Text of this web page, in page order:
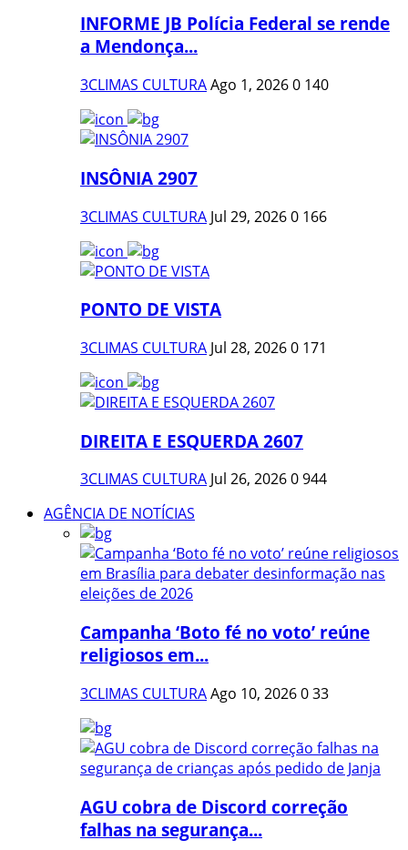
INFORME JB Polícia Federal se rende
a Mendonça...
3CLIMAS CULTURAAgo 1, 20260 140
INSÔNIA 2907
3CLIMAS CULTURA Jul 29, 20260 166
PONTO DE VISTA
3CLIMAS CULTURA Jul 28, 20260 171
DIREITA E ESQUERDA 2607
3CLIMAS CULTURA Jul 26, 20260944
AGÊNCIA DE NOTÍCIAS
Campanha ‘Boto fé no voto’ reúne
religiosos em...
3CLIMAS CULTURAAgo 10, 2026033
AGU cobra de Discord correção
falhas na segurança...